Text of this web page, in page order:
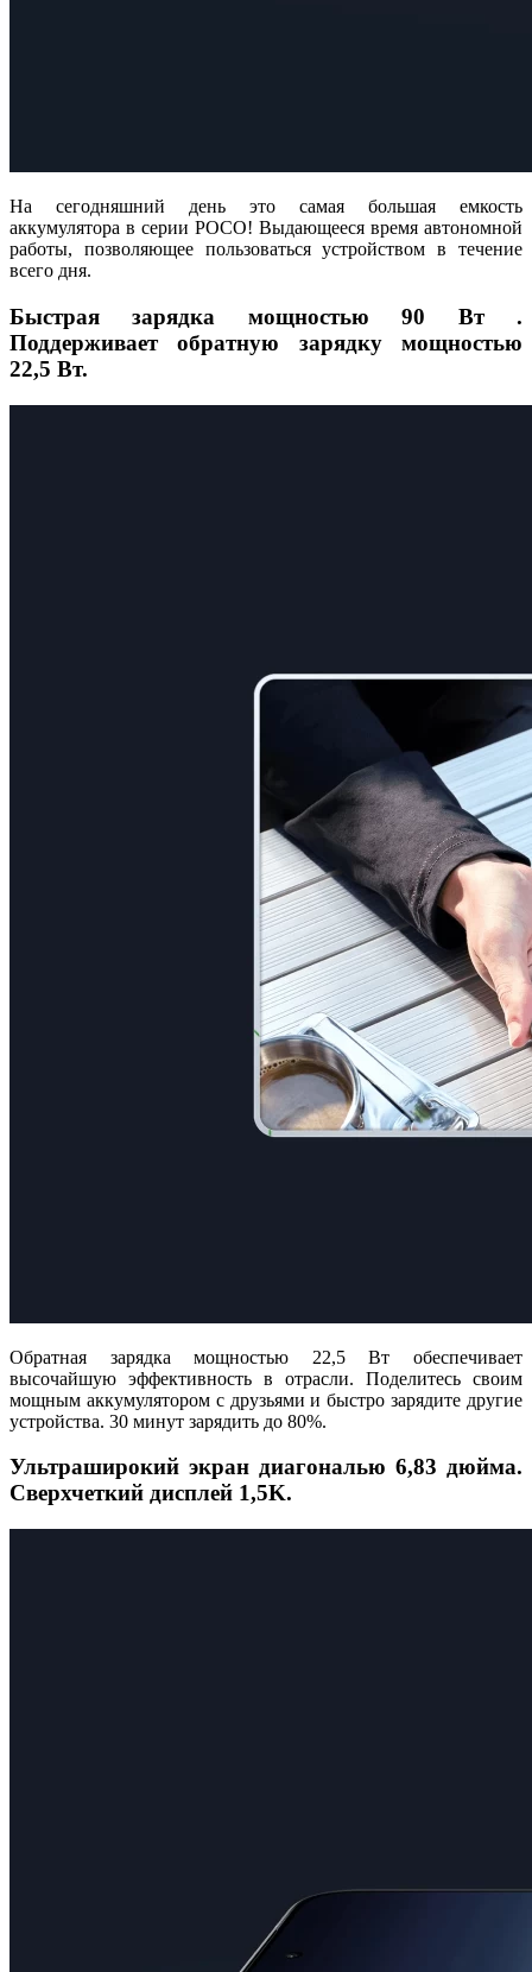
На сегодняшний день это самая большая емкость
аккумулятора в серии POCO! Выдающееся время автономной
работы, позволяющее пользоваться устройством в течение
всего дня.
Быстрая зарядка мощностью 90 Вт .
Поддерживает обратную зарядку мощностью
22,5 Вт.
Обратная зарядка мощностью 22,5 Вт обеспечивает
высочайшую эффективность в отрасли. Поделитесь своим
мощным аккумулятором с друзьями и быстро зарядите другие
устройства. 30 минут зарядить до 80%.
Ультраширокий экран диагональю 6,83 дюйма.
Сверхчеткий дисплей 1,5K.